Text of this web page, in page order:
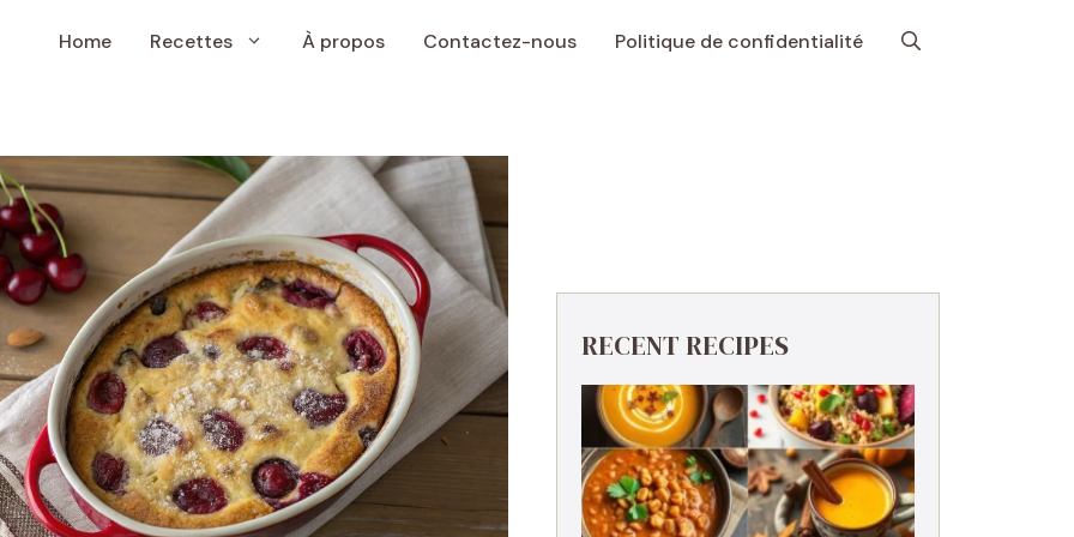
Home Recettes À propos Contactez-nous Politique de confidentialité
RECENT RECIPES